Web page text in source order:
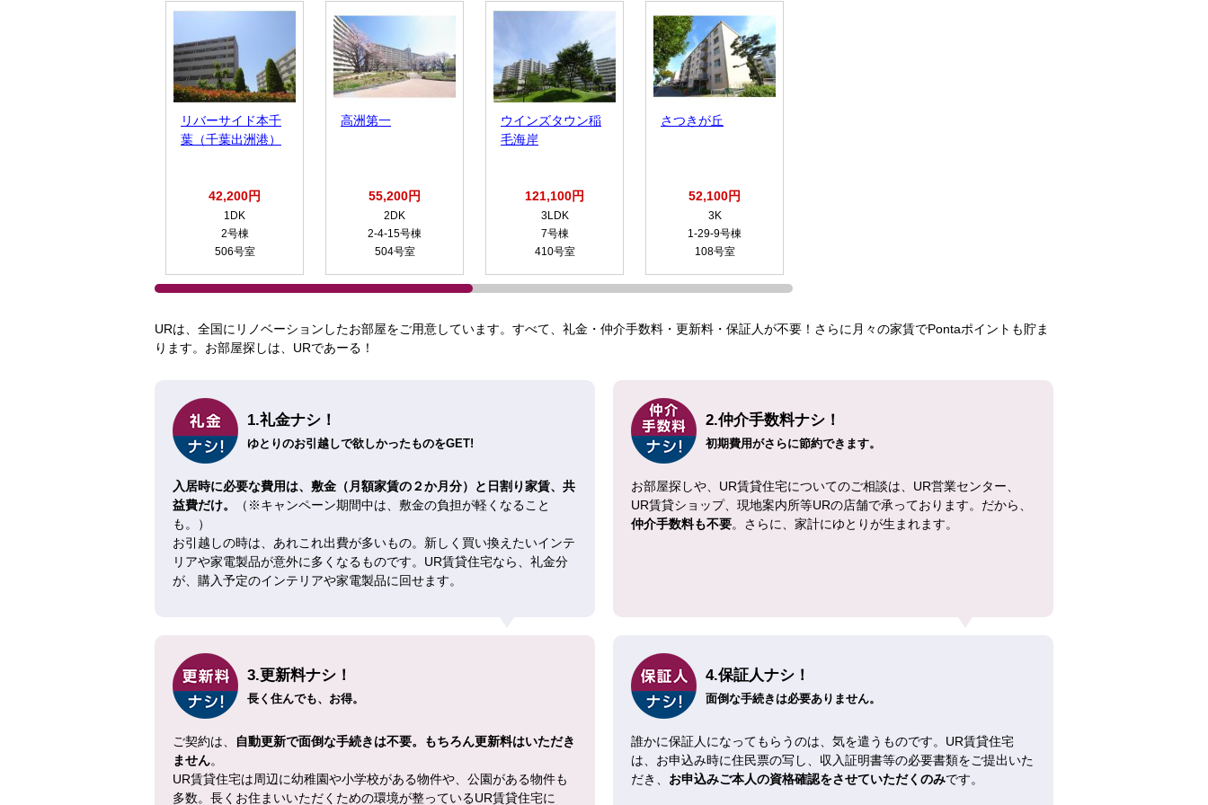
リバーサイド本千
葉（千葉出洲港）
42,200円
1DK
2号棟
506号室
高洲第一
55,200円
2DK
2-4-15号棟
504号室
ウインズタウン稲
毛海岸
121,100円
3LDK
7号棟
410号室
さつきが丘
52,100円
3K
1-29-9号棟
108号室
URは、全国にリノベーションしたお部屋をご用意しています。すべて、礼金・仲介手数料・更新料・保証人が不要！さらに月々の家賃でPontaポイントも貯ま
ります。お部屋探しは、URであーる！
1.礼金ナシ！
ゆとりのお引越しで欲しかったものをGET!
入居時に必要な費用は、敷金（月額家賃の２か月分）と日割り家賃、共
益費だけ。
（※キャンペーン期間中は、敷金の負担が軽くなること
も。）
お引越しの時は、あれこれ出費が多いもの。新しく買い換えたいインテ
リアや家電製品が意外に多くなるものです。UR賃貸住宅なら、礼金分
が、購入予定のインテリアや家電製品に回せます。
2.仲介手数料ナシ！
初期費用がさらに節約できます。
お部屋探しや、UR賃貸住宅についてのご相談は、UR営業センター、
UR賃貸ショップ、現地案内所等URの店舗で承っております。だから、
仲介手数料も不要。さらに、家計にゆとりが生まれます。
3.更新料ナシ！
長く住んでも、お得。
ご契約は、
自動更新で面倒な手続きは不要。もちろん更新料はいただき
ません。
UR賃貸住宅は周辺に幼稚園や小学校がある物件や、公園がある物件も
多数。長くお住まいいただくための環境が整っているUR賃貸住宅に
4.保証人ナシ！
面倒な手続きは必要ありません。
誰かに保証人になってもらうのは、気を遣うものです。UR賃貸住宅
は、お申込み時に住民票の写し、収入証明書等の必要書類をご提出いた
だき、 お申込みご本人の資格確認をさせていただくのみです。